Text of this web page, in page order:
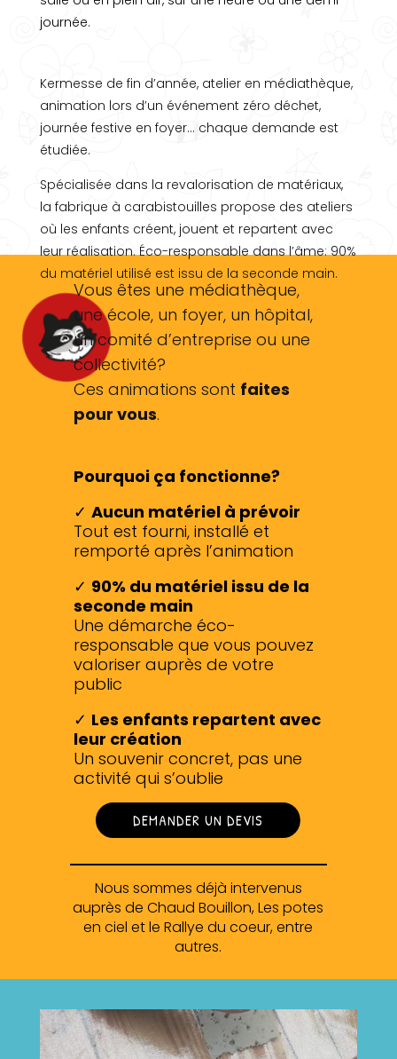
journée.
Kermesse de fin d’année, atelier en médiathèque,
animation lors d’un événement zéro déchet,
journée festive en foyer… chaque demande est
étudiée.
Spécialisée dans la revalorisation de matériaux,
la fabrique à carabistouilles propose des ateliers
où les enfants créent, jouent et repartent avec
leur réalisation. Éco-responsable dans l’âme: 90%
du matériel utilisé est issu de la seconde main.
Vous êtes une médiathèque,
une école, un foyer, un hôpital,
un comité d’entreprise ou une
collectivité?
Ces animations sont faites
pour vous.
Pourquoi ça fonctionne?
✓ Aucun matériel à prévoir
Tout est fourni, installé et
remporté après l’animation
✓ 90% du matériel issu de la
seconde main
Une démarche éco-
responsable que vous pouvez
valoriser auprès de votre
public
✓ Les enfants repartent avec
leur création
Un souvenir concret, pas une
activité qui s’oublie
DEMANDER UN DEVIS
Nous sommes déjà intervenus
auprès de Chaud Bouillon, Les potes
en ciel et le Rallye du coeur, entre
autres.